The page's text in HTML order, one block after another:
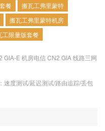
still comes with
servers are powered
feeds. There is a
Unicom, which
China Telecom and
餐
搬瓦工弗里蒙特
搬瓦工弗里蒙特机房
工限量版套餐
E 机房电信 CN2 GIA 线路三网
速度测试/延迟测试/路由追踪/丢包